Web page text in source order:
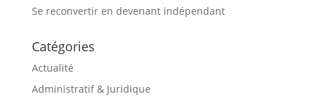
Se reconvertir en devenant indépendant
Catégories
Actualité
Administratif & Juridique